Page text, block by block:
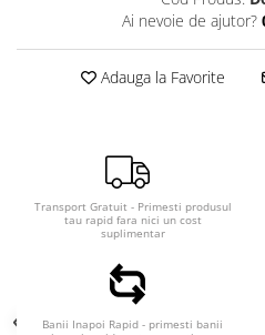
Ai nevoie de ajutor?
Adauga la Favorite
Transport Gratuit - Primesti produsul
tau rapid fara nici un cost
suplimentar
Banii Inapoi Rapid - primesti banii